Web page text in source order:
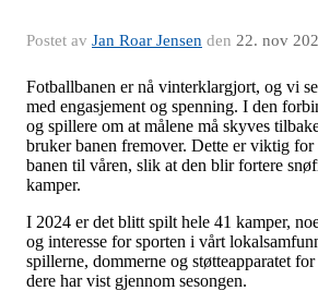
Postet av Jan Roar Jensen den 22. nov
Fotballbanen er nå vinterklargjort, og vi
med engasjement og spenning. I den
og spillere om at målene må skyves
bruker banen fremover. Dette er viktig
banen til våren, slik at den blir fortere
kamper.
I 2024 er det blitt spilt hele 41 kamper,
og interesse for sporten i vårt
spillerne, dommerne og støtteapparatet
dere har vist gjennom sesongen.